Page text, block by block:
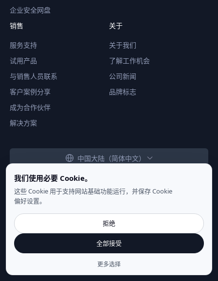
我们使用必要 Cookie。
这些 Cookie 用于支持网站基础功能运行，并保存 Cookie
偏好设置。
拒绝
全部接受
更多选择
企业安全网盘
销售
服务支持
试用产品
与销售人员联系
客户案例分享
成为合作伙伴
解决方案
关于
关于我们
了解工作机会
公司新闻
品牌标志
中国大陆（简体中文）
使用条款
NSecsoft Co.,Ltd. 保留所有权利